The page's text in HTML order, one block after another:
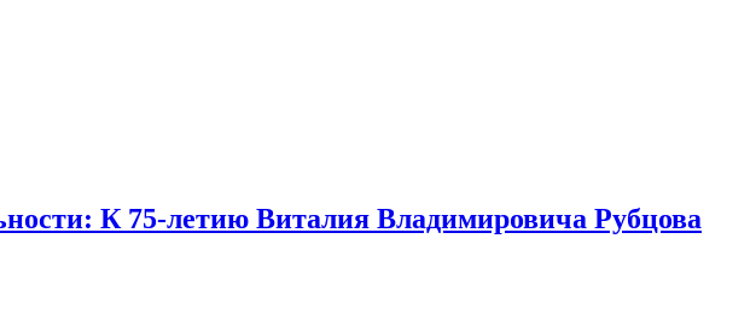
К 75-летию Виталия Владимировича Рубцова